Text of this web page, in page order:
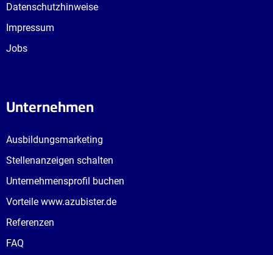
Datenschutzhinweise
Impressum
Jobs
Unternehmen
Ausbildungsmarketing
Stellenanzeigen schalten
Unternehmensprofil buchen
Vorteile www.azubister.de
Referenzen
FAQ